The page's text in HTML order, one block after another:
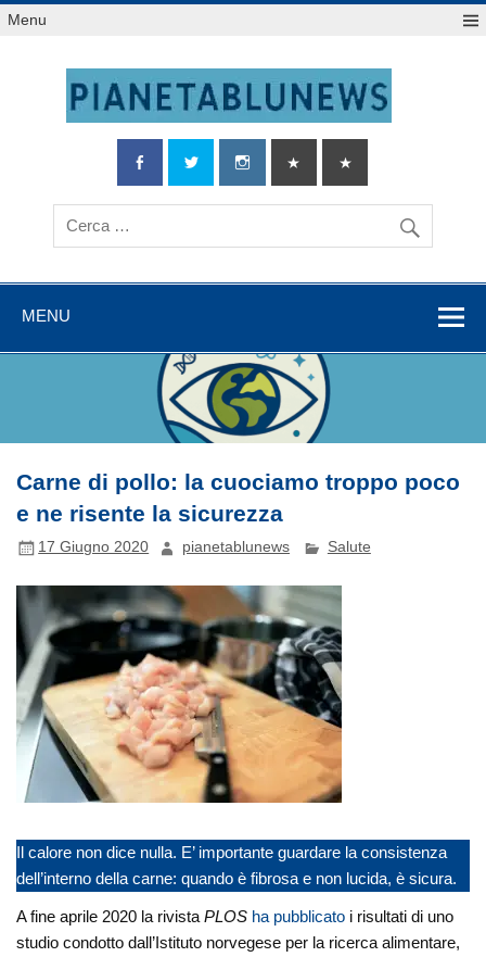
Salta
alMenu
MENU
Carne di pollo: la cuociamo troppo poco
e ne risente la sicurezza
17 Giugno 2020 pianetablunews Salute
Il calore non dice nulla. E’ importante guardare la consistenza
dell’interno della carne: quando è fibrosa e non lucida, è sicura.
A fine aprile 2020 la rivistaPLOS ha pubblicato i risultati di uno
studio condotto dall’Istituto norvegese per la ricerca alimentare,